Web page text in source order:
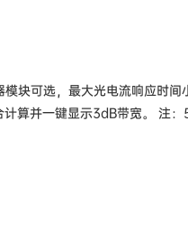
块可选，最大光电流响应时间
算并一键显示3dB带宽。 注